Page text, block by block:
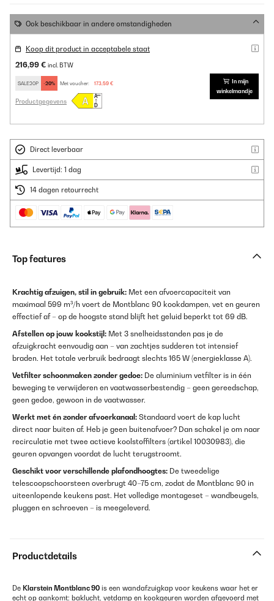
Ook beschikbaar in andere omstandigheden
Koop dit product in acceptabele staat
216,99 € incl. BTW
SALE20P -20% Met voucher: 173,59 €
Productgegevens
In mijn
winkelmandje
Direct leverbaar
Levertijd: 1 dag
14 dagen retourrecht
Top features
Krachtig afzuigen, stil in gebruik: Met een afvoercapaciteit van
maximaal 599 m³/h voert de Montblanc 90 kookdampen, vet en geuren
effectief af – op de hoogste stand blijft het geluid beperkt tot 69 dB.
Afstellen op jouw kookstijl: Met 3 snelheidsstanden pas je de
afzuigkracht eenvoudig aan – van zachtjes sudderen tot intensief
braden. Het totale verbruik bedraagt slechts 165 W (energieklasse A).
Vetfilter schoonmaken zonder gedoe: De aluminium vetfilter is in één
beweging te verwijderen en vaatwasserbestendig – geen gereedschap,
geen gedoe, gewoon in de vaatwasser.
Werkt met én zonder afvoerkanaal: Standaard voert de kap lucht
direct naar buiten af. Heb je geen buitenafvoer? Dan schakel je om naar
recirculatie met twee actieve koolstoffilters (artikel 10030983), die
geuren opvangen voordat de lucht terugstroomt.
Geschikt voor verschillende plafondhoogtes: De tweedelige
telescoopschoorsteen overbrugt 40–75 cm, zodat de Montblanc 90 in
uiteenlopende keukens past. Het volledige montageset – wandbeugels,
pluggen en schroeven – is meegeleverd.
Productdetails
De Klarstein Montblanc 90 is een wandafzuigkap voor keukens waar het er
echt op aankomt: baklucht, vetdamp en kookgeuren worden afgevoerd met